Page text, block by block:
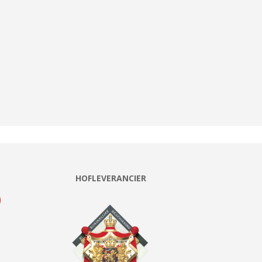
HOFLEVERANCIER